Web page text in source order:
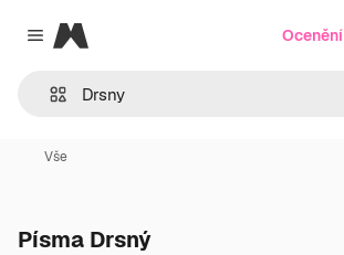
Close menu
Magnific Ocenění
Vše
Písma Drsný